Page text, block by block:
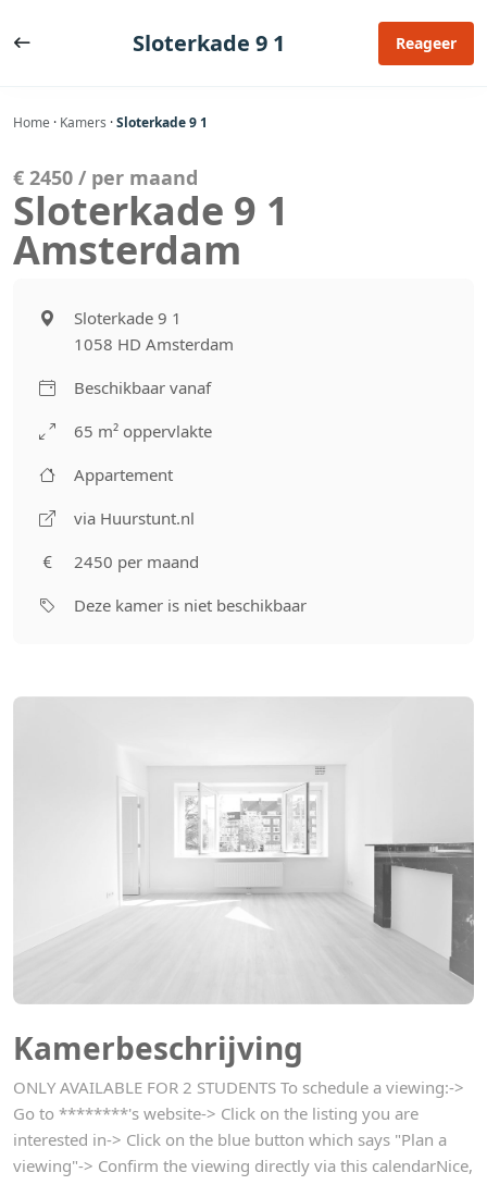
naar
Sloterkade 9 1 Reageer
Home · Kamers ·Sloterkade 9 1
Kamerbeschrijving
ONLY AVAILABLE FOR 2 STUDENTS To schedule a viewing:->
Go to ********'s website-> Click on the listing you are
interested in-> Click on the blue button which says "Plan a
viewing"-> Confirm the viewing directly via this calendarNice,
€ 2450 / per maand
Sloterkade 9 1
Amsterdam
Sloterkade 9 1
1058 HD Amsterdam
Beschikbaar vanaf
65 m² oppervlakte
Appartement
via Huurstunt.nl
2450 per maand
Deze kamer is niet beschikbaar